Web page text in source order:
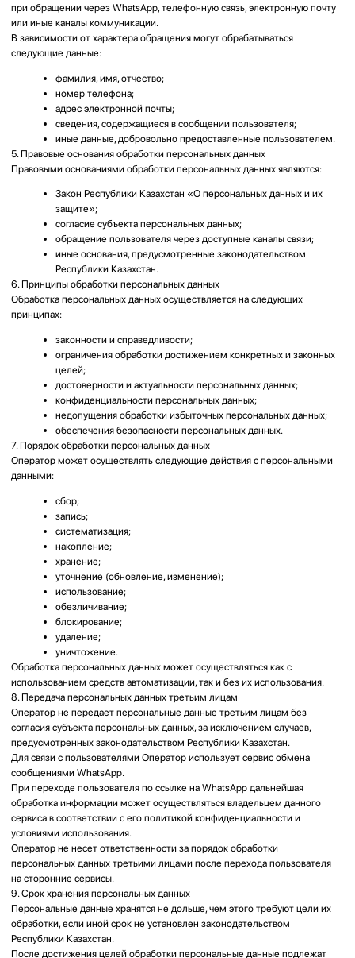
законности и справедливости;
достоверности и актуальности персональных данных;
конфиденциальности персональных данных;
7. Порядок обработки персональных данных
Оператор может осуществлять следующие действия с персональными
сбор;
систематизация;
накопление;
хранение;
уточнение (обновление, изменение);
обезличивание;
блокирование;
Обработка персональных данных может осуществляться как с
использованием средств автоматизации, так и без их использования.
Оператор не передает персональные данные третьим лицам без
согласия субъекта персональных данных, за исключением случаев,
предусмотренных законодательством Республики Казахстан.
Для связи с пользователями Оператор использует сервис обмена
сообщениями WhatsApp.
обработка информации может осуществляться владельцем данного
условиями использования.
Оператор не несет ответственности за порядок обработки
персональных данных третьими лицами после перехода пользователя
на сторонние сервисы.
9. Срок хранения персональных данных
Персональные данные хранятся не дольше, чем этого требуют цели их
Республики Казахстан.
После достижения целей обработки персональные данные подлежат
удалению либо обезличиванию, если иное не предусмотрено
законодательством Республики Казахстан.
10. Защита персональных данных
правовые меры для защиты персональных данных от:
неправомерного доступа;
уничтожения;
блокирования;
копирования;
иных неправомерных действий.
11. Права субъекта персональных данных
Субъект персональных данных имеет право:
получать информацию о наличии и обработке своих
персональных данных;
требовать изменения и дополнения своих персональных
данных;
отозвать согласие на обработку персональных данных;
случаях, предусмотренных законодательством Республики
Казахстан;
защищать свои права и законные интересы в порядке,
установленном законодательством Республики Казахстан.
12. Использование файлов Cookie
Сайт может использовать файлы Cookie и иные технологии для
улучшения пользовательского опыта.
Пользователь вправе ограничить или отключить использование файлов
Cookie через настройки своего браузера.
13. Контактная информация Оператора
ТОО «ЛОР центр V-ENT»
БИН: 170240028015
39
Телефон:+7 (700) 321-03-00
E-mail: v-ent@gmail.com
Сайт:
14. Заключительные положения
Оператор вправе вносить изменения в настоящую Политику без
Новая редакция Политики вступает в силу с момента ее размещения на
сайте, если иное не предусмотрено новой редакцией.
Актуальная версия Политики размещается в сети Интернет по адресу:
https://v-ent.kz/privacy